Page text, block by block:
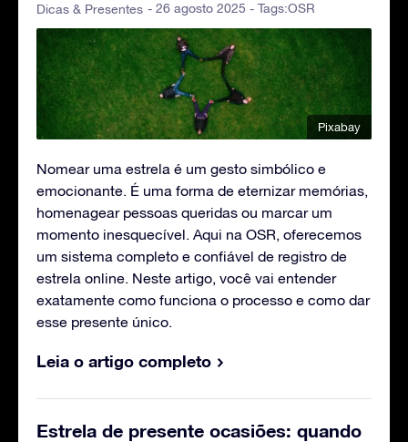
Dicas & Presentes - 26 agosto 2025 - Tags:OSR
Pixabay
Nomear uma estrela é um gesto simbólico e
emocionante. É uma forma de eternizar memórias,
homenagear pessoas queridas ou marcar um
momento inesquecível. Aqui na OSR, oferecemos
um sistema completo e confiável de registro de
estrela online. Neste artigo, você vai entender
exatamente como funciona o processo e como dar
esse presente único.
Leia o artigo completo
Estrela de presente ocasiões: quando